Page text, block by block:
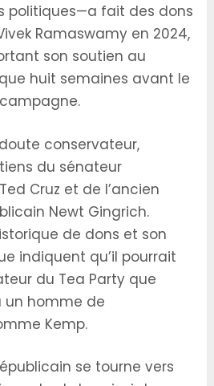
politiques—a fait des dons
Ramaswamy en 2024,
son soutien au
huit semaines avant le
conservateur,
du sénateur
Cruz et de l’ancien
Newt Gingrich.
de dons et son
indiquent qu’il pourrait
du Tea Party que
un homme de
Kemp.
se tourne vers